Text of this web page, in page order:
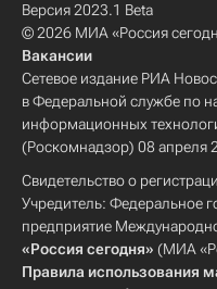
Версия 2023.1 Beta
© 2026 МИА «Россия
Вакансии
Сетевое издание РИА
в Федеральной службе по
информационных
(Роскомнадзор) 08 апреля
Свидетельство о
Учредитель: Федеральное
предприятие
«Россия сегодня» (МИА
Правила использования